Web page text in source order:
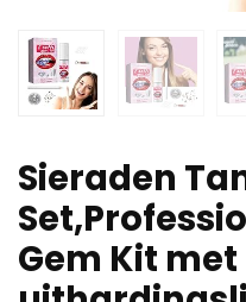
Sieraden
Gem Kit met